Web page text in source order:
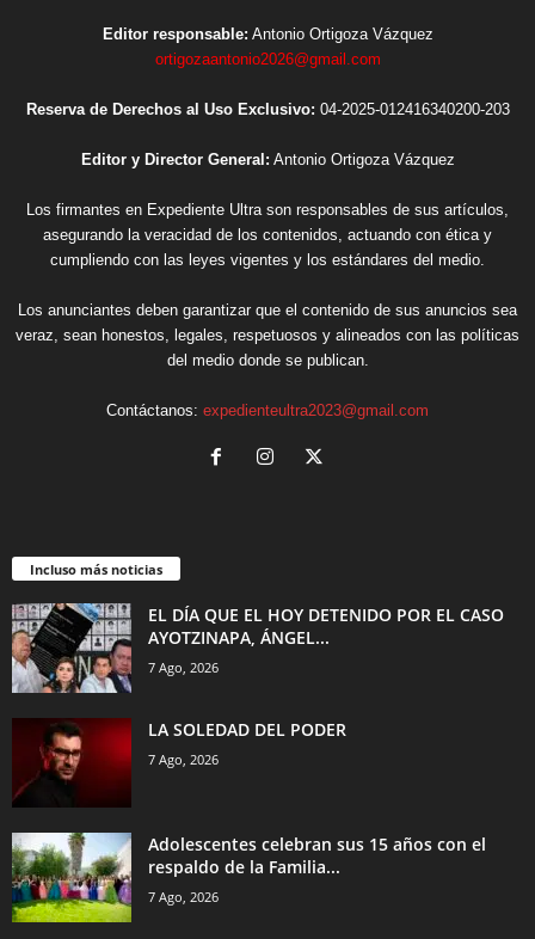
Editor responsable: Antonio Ortigoza Vázquez
ortigozaantonio2026@gmail.com
Reserva de Derechos al Uso Exclusivo: 04-2025-012416340200-203
Editor y Director General: Antonio Ortigoza Vázquez
Los firmantes en Expediente Ultra son responsables de sus artículos,
asegurando la veracidad de los contenidos, actuando con ética y
cumpliendo con las leyes vigentes y los estándares del medio.
Los anunciantes deben garantizar que el contenido de sus anuncios sea
veraz, sean honestos, legales, respetuosos y alineados con las políticas
del medio donde se publican.
Contáctanos: expedienteultra2023@gmail.com
Incluso más noticias
EL DÍA QUE EL HOY DETENIDO POR EL CASO
AYOTZINAPA, ÁNGEL...
7 Ago, 2026
LA SOLEDAD DEL PODER
7 Ago, 2026
Adolescentes celebran sus 15 años con el
respaldo de la Familia...
7 Ago, 2026